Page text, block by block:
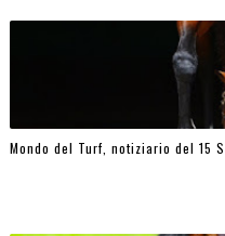
Mondo del Turf, notiziario del 15